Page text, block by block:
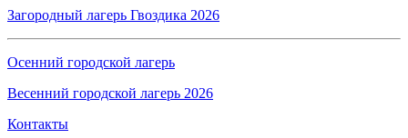
Загородный лагерь Гвоздика 2026
Осенний городской лагерь
Весенний городской лагерь 2026
Контакты